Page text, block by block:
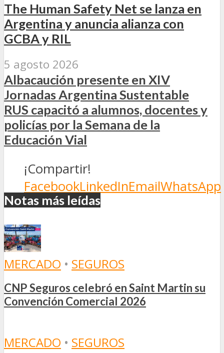
The Human Safety Net se lanza en
Argentina y anuncia alianza con
GCBA y RIL
5 agosto 2026
Albacaución presente en XIV
Jornadas Argentina Sustentable
RUS capacitó a alumnos, docentes y
policías por la Semana de la
Educación Vial
¡Compartir!
FacebookLinkedInEmailWhatsApp
Notas más leídas
MERCADO • SEGUROS
CNP Seguros celebró en Saint Martin su
Convención Comercial 2026
MERCADO • SEGUROS